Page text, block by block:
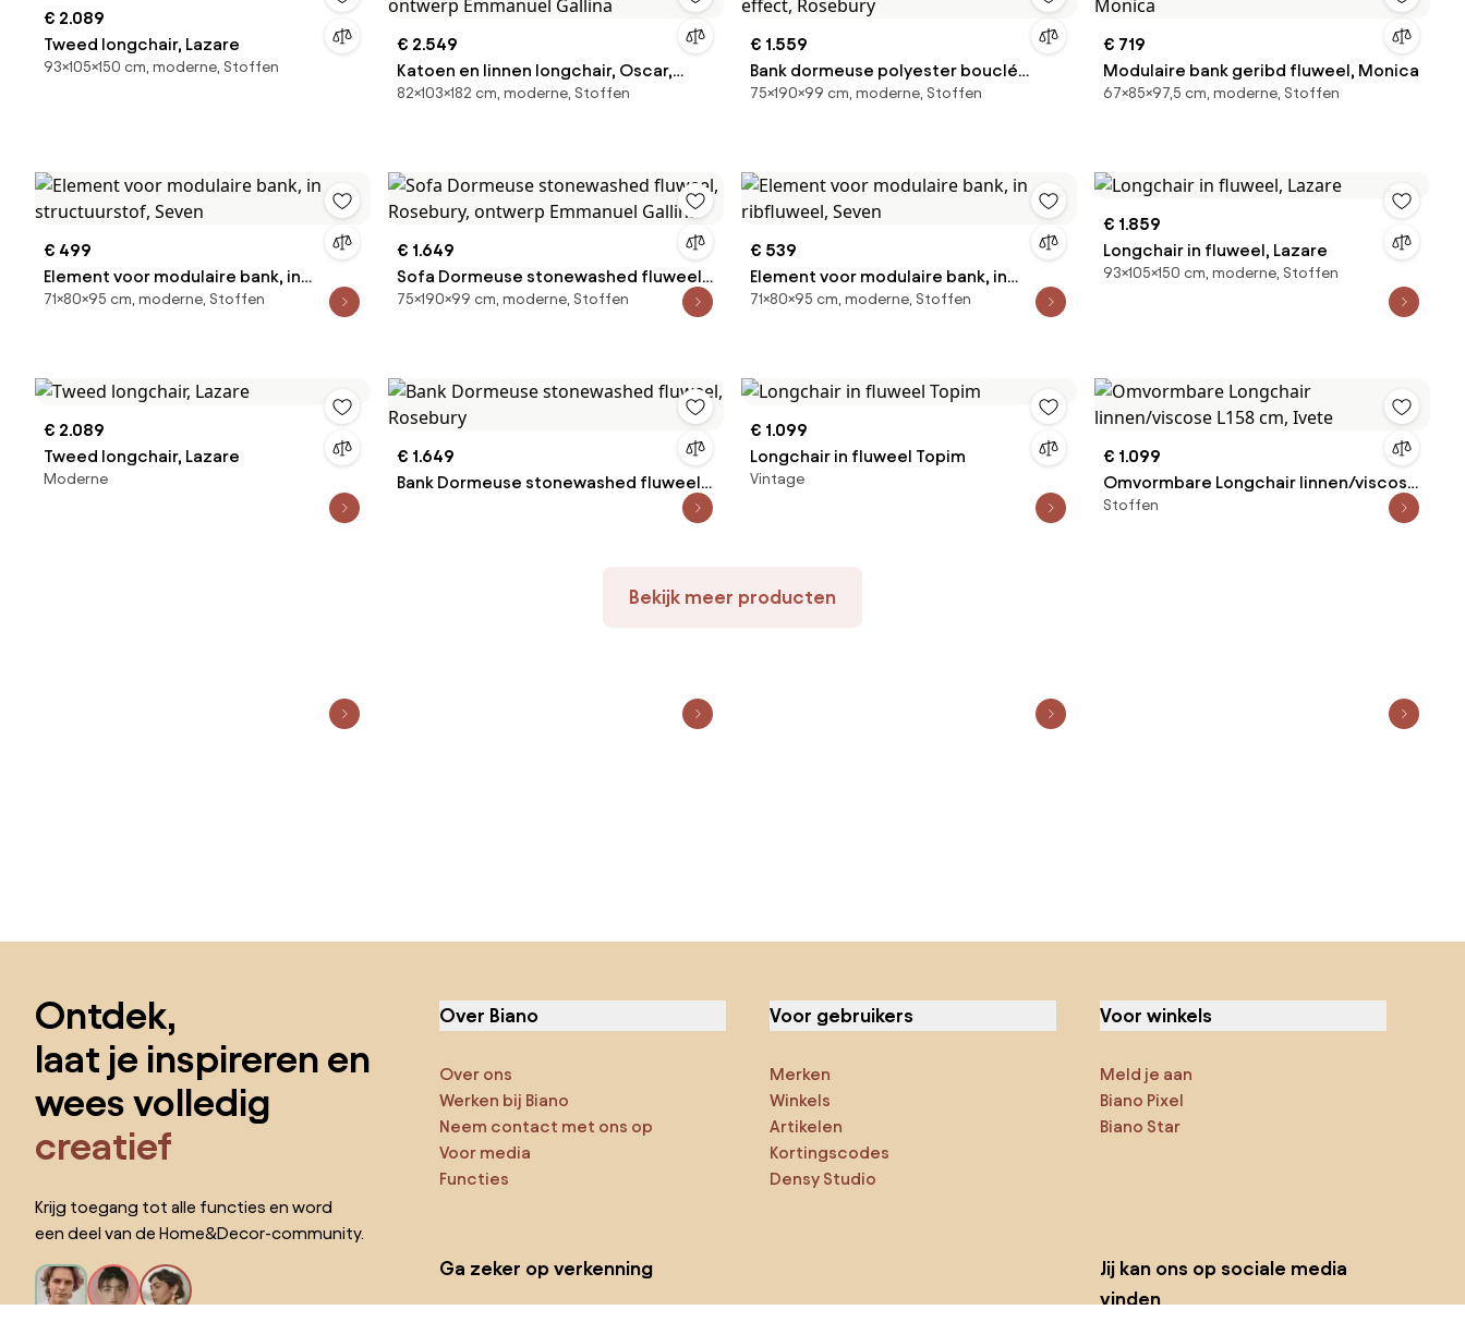
€ 2.089
Tweed longchair, Lazare
93×105×150 cm, moderne, Stoffen
€ 2.549
Katoen en linnen longchair, Oscar,
ontwerp Emmanuel Gallina
82×103×182 cm, moderne, Stoffen
€ 1.559
Bank dormeuse polyester bouclé
effect, Rosebury
75×190×99 cm, moderne, Stoffen
€ 719
Modulaire bank geribd fluweel, Monica
67×85×97,5 cm, moderne, Stoffen
€ 499
Element voor modulaire bank, in
structuurstof, Seven
71×80×95 cm, moderne, Stoffen
€ 1.649
Sofa Dormeuse stonewashed fluweel,
Rosebury, ontwerp Emmanuel Gallina
75×190×99 cm, moderne, Stoffen
€ 539
Element voor modulaire bank, in
ribfluweel, Seven
71×80×95 cm, moderne, Stoffen
€ 1.859
Longchair in fluweel, Lazare
93×105×150 cm, moderne, Stoffen
€ 2.089
Tweed longchair, Lazare
Moderne
€ 1.649
Bank Dormeuse stonewashed fluweel,
€ 1.099
Longchair in fluweel Topim
Vintage
€ 1.099
Omvormbare Longchair linnen/viscose
L158 cm, Ivete
Stoffen
Bekijk meer producten
Ontdek,
laat je inspireren en
wees volledig
creatief
Krijg toegang tot alle functies en word
een deel van de Home&Decor-community.
Over Biano
Over ons
Werken bij Biano
Neem contact met ons op
Voor media
Functies
Voor gebruikers
Merken
Winkels
Artikelen
Kortingscodes
Densy Studio
Voor winkels
Meld je aan
Biano Pixel
Biano Star
Ga zeker op verkenning
Jij kan ons op sociale media
vinden